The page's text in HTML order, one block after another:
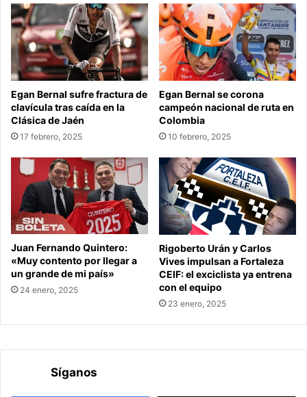
Egan Bernal sufre fractura de
clavícula tras caída en la
Clásica de Jaén
17 febrero, 2025
Egan Bernal se corona
campeón nacional de ruta en
Colombia
10 febrero, 2025
Juan Fernando Quintero:
«Muy contento por llegar a
un grande de mi país»
24 enero, 2025
Rigoberto Urán y Carlos
Vives impulsan a Fortaleza
CEIF: el exciclista ya entrena
con el equipo
23 enero, 2025
Síganos